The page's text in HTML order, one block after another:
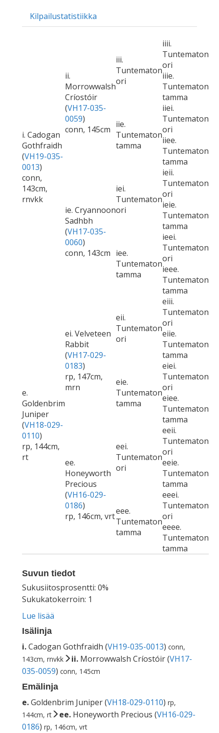
Kilpailustatistiikka
i. Cadogan
Gothfraidh
(VH19-035-
0013)
conn,
143cm,
rnvkk
ii.
Morrowwalsh
Críostóir
(VH17-035-
0059)
conn, 145cm
iii.
Tuntematon
ori
iiii.
Tuntematon
ori
iiie.
Tuntematon
tamma
iie.
Tuntematon
tamma
iiei.
Tuntematon
ori
iiee.
Tuntematon
tamma
ie. Cryannoon
Sadhbh
(VH17-035-
0060)
conn, 143cm
iei.
Tuntematon
ori
ieii.
Tuntematon
ori
ieie.
Tuntematon
tamma
iee.
Tuntematon
tamma
ieei.
Tuntematon
ori
ieee.
Tuntematon
tamma
e.
Goldenbrim
Juniper
(VH18-029-
0110)
rp, 144cm,
rt
ei. Velveteen
Rabbit
(VH17-029-
0183)
rp, 147cm,
mrn
eii.
Tuntematon
ori
eiii.
Tuntematon
ori
eiie.
Tuntematon
tamma
eie.
Tuntematon
tamma
eiei.
Tuntematon
ori
eiee.
Tuntematon
tamma
ee.
Honeyworth
Precious
(VH16-029-
0186)
rp, 146cm, vrt
eei.
Tuntematon
ori
eeii.
Tuntematon
ori
eeie.
Tuntematon
tamma
eee.
Tuntematon
tamma
eeei.
Tuntematon
ori
eeee.
Tuntematon
tamma
Suvun tiedot
Sukusiitosprosentti: 0%
Sukukatokerroin: 1
Lue lisää
Isälinja
i.Cadogan Gothfraidh (VH19-035-0013) conn,
143cm, rnvkk
ii. Morrowwalsh Críostóir (VH17-
035-0059) conn, 145cm
Emälinja
e.Goldenbrim Juniper (VH18-029-0110) rp,
144cm, rt
ee. Honeyworth Precious (VH16-029-
0186) rp, 146cm, vrt